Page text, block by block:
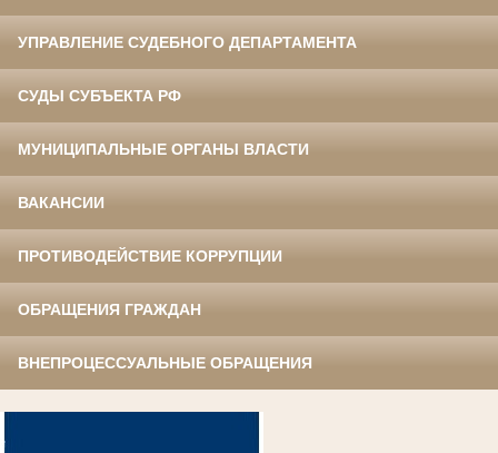
УПРАВЛЕНИЕ СУДЕБНОГО ДЕПАРТАМЕНТА
СУДЫ СУБЪЕКТА РФ
МУНИЦИПАЛЬНЫЕ ОРГАНЫ ВЛАСТИ
ВАКАНСИИ
ПРОТИВОДЕЙСТВИЕ КОРРУПЦИИ
ОБРАЩЕНИЯ ГРАЖДАН
ВНЕПРОЦЕССУАЛЬНЫЕ ОБРАЩЕНИЯ